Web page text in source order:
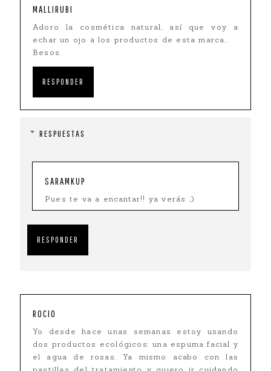
MALLIRUBI
Adoro la cosmética natural, así que voy a
echar un ojo a los productos de esta marca..
Besos.
RESPONDER
RESPUESTAS
SARAMKUP
Pues te va a encantar!! ya verás ;)
RESPONDER
ROCIO
Yo desde hace unas semanas estoy usando
dos productos ecológicos: una espuma facial y
el agua de rosas. Ya mismo acabo con las